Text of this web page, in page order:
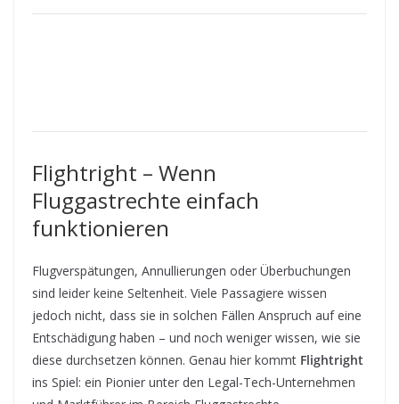
Flightright – Wenn
Fluggastrechte einfach
funktionieren
Flugverspätungen, Annullierungen oder Überbuchungen
sind leider keine Seltenheit. Viele Passagiere wissen
jedoch nicht, dass sie in solchen Fällen Anspruch auf eine
Entschädigung haben – und noch weniger wissen, wie sie
diese durchsetzen können. Genau hier kommt Flightright
ins Spiel: ein Pionier unter den Legal-Tech-Unternehmen